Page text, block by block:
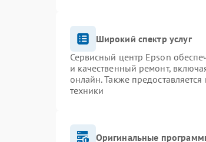
Широкий спектр услуг
Сервисный центр Epson
и качественный ремонт,
онлайн. Также
техники
Оригинальные